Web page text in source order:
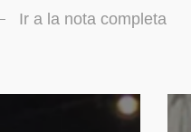
Ir a la nota completa